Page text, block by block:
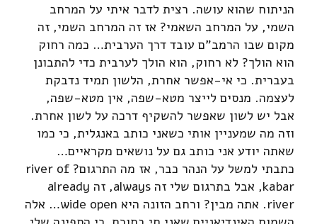
הניתוח שהוא עושה. רצית לדבר איתי על המרחב
השמי, על המרחב השאמי? אז זה המרחב השמי, זה
מקום שבו הרמב"ם עובד דרך הערבית… כמה רחוק
הוא הולך? לא רחוק, הוא הולך לערבית כדי להתבונן
בעברית. כי אי-אפשר אחרת, הלשון תמיד נדבקת
לעצמה. מנסים לייצר מטא-שפה, אין מטא-שפה,
אבל יש לשון שאפשר להשקיף דרכה על לשון אחרת.
וזה מה שמעניין אותי כשאני כותב באנגלית, כי כמו
שאתה יודע אני כותב גם על נושאים מקראיים…
כתבתי למשל על הנהר כבר, אז מה התרגום? river of
kabar, אבל בתרגום שלי זה always, זה already
river. אתה מבין? ורחב הזונה היא wide open… אלה